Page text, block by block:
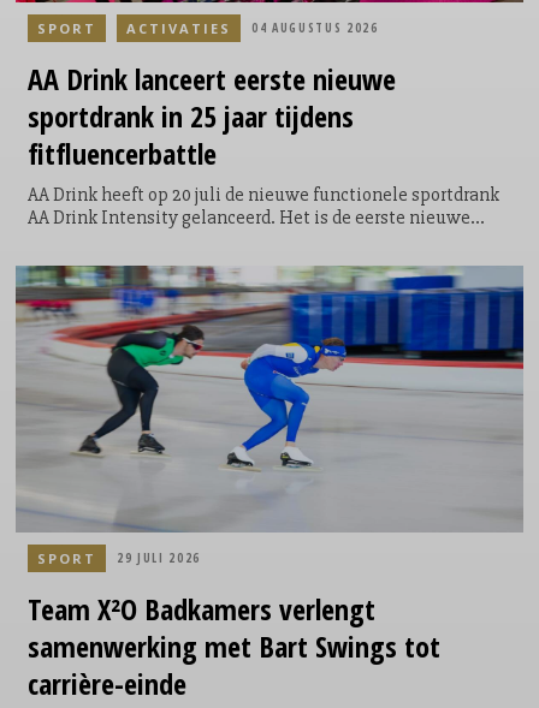
AA Drink lanceert eerste nieuwe
sportdrank in 25 jaar tijdens
fitfluencerbattle
AA Drink heeft op 20 juli de nieuwe functionele sportdrank
AA Drink Intensity gelanceerd. Het is de eerste nieuwe
assortiment toevoegt. De introductie vond plaats tijdens de
allereerste AA Drink Intensity Games: een speciaal
ontwikkelde sportwedstrijd waarin twintig fitfluencers,
sporters en creators uit Nederland en België het tegen
elkaar opnamen.
SPORT ACTIVATIES 04 AUGUSTUS 2026
Team X²O Badkamers verlengt
samenwerking met Bart Swings tot
carrière-einde
SPORT 29 JULI 2026